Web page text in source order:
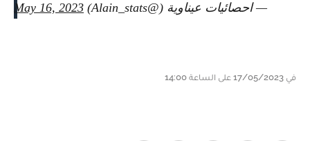
— احصائيات عيناوية (@Alain_stats) May 16, 2023
في 17/05/2023 على الساعة 14:00